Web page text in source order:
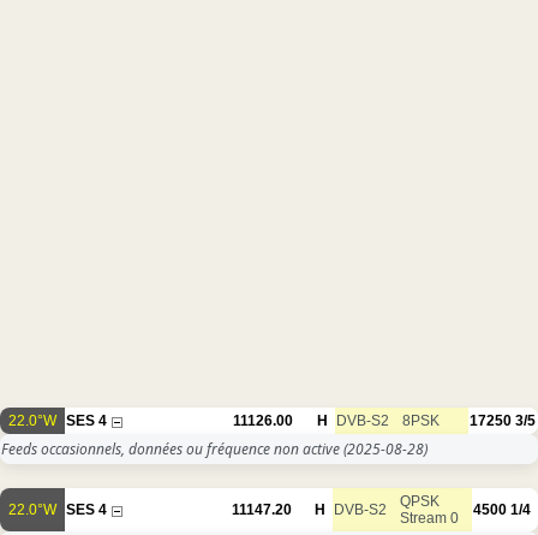
22.0°W SES 4 11126.00 H DVB-S2 8PSK 17250 3/5
Feeds occasionnels, données ou fréquence non active(2025-08-28)
22.0°W SES 4 11147.20 H DVB-S2
QPSK
Stream 0
4500 1/4